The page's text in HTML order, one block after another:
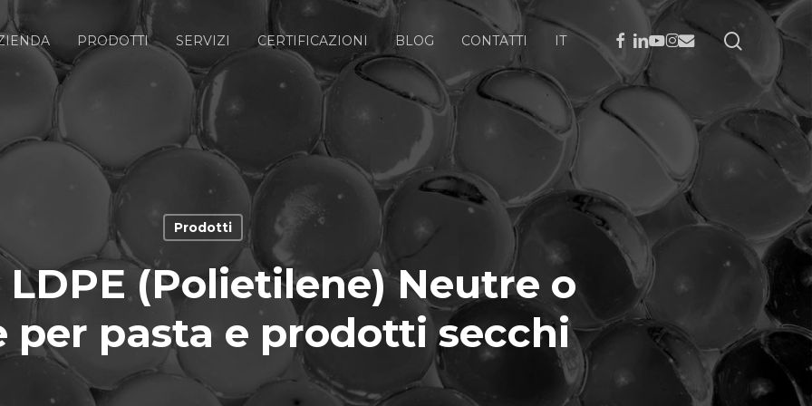
PRODOTTI SERVIZI CERTIFICAZIONI BLOG CONTATTI IT FACEBOOK
LINKEDIN
YOUTUBE
INSTAGRAM
EMAIL ricerca
Prodotti
(Polietilene) Neutre o
per pasta e prodotti secchi